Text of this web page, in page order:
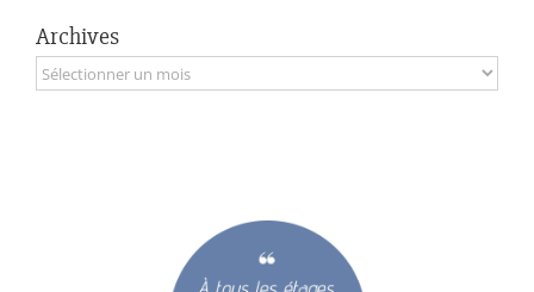
Archives
Archives